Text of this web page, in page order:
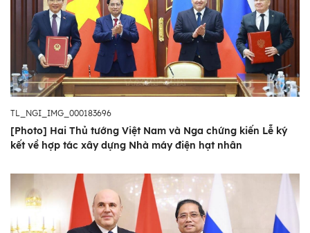
toàn diện Việt Nam-Nga tiếp tục phát triển
mạnh mẽ, thực chất, hiệu quả và bền vững
trong thời gian tới, vì lợi ích của nhân dân hai
nước, đóng góp vào hòa bình, hợp tác, phát
triển ở khu vực và trên thế giới.
TL_NGI_IMG_000183696
[Photo] Hai Thủ tướng Việt Nam và Nga chứng kiến Lễ ký
kết về hợp tác xây dựng Nhà máy điện hạt nhân